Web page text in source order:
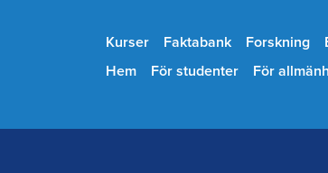
Kurser Faktabank Forskning
Hem
För studenter För